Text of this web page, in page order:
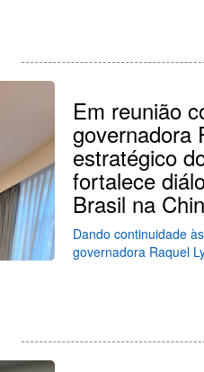
Em reunião
governadora
estratégico
fortalece
Brasil na
Dando continuidade
governadora Raquel